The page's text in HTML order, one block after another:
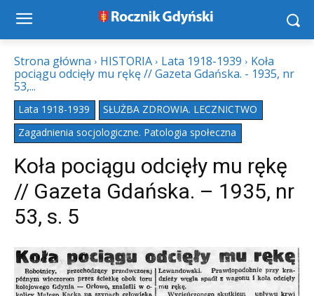
Strona główna HISTORIA Lata 1918-1939
Koła
pociągu odcięły mu rękę // Gazeta Gdańska. - 1935, nr
53,...
Lata 1918-1939
SŁUŻBA ZDROWIA. LECZNICTWO
Zagadnienia socjologiczne. Patologia społeczna
Koła pociągu odcięły mu rękę
// Gazeta Gdańska. – 1935, nr
53, s. 5